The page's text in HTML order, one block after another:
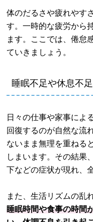
体のだるさや疲れやす
す。一時的な疲労から
ます。ここでは、倦怠
ていきましょう。
睡眠不足や休息不
日々の仕事や家事によ
回復するのが自然な流
ないまま無理を重ねる
しまいます。その結果
下などの症状が現れ、
また、生活リズムの乱
睡眠時間や食事の時間